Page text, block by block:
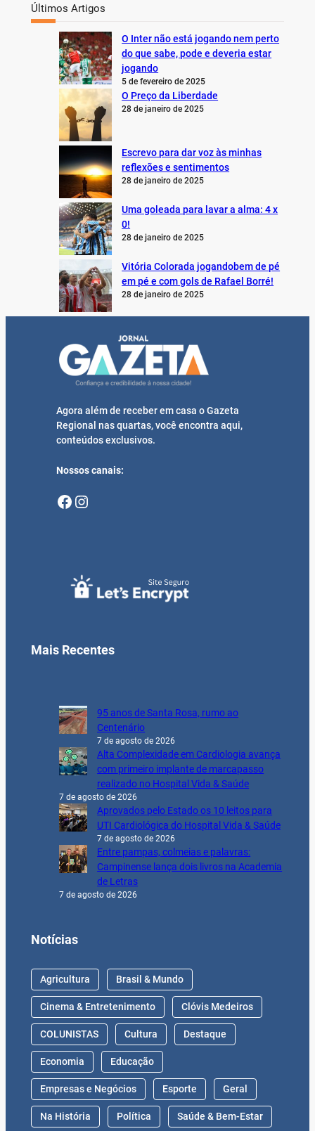
Últimos Artigos
O Inter não está jogando nem perto
do que sabe, pode e deveria estar
jogando
5 de fevereiro de 2025
O Preço da Liberdade
28 de janeiro de 2025
Escrevo para dar voz às minhas
reflexões e sentimentos
28 de janeiro de 2025
Uma goleada para lavar a alma: 4 x
0!
28 de janeiro de 2025
Vitória Colorada jogandobem de pé
em pé e com gols de Rafael Borré!
28 de janeiro de 2025
Agora além de receber em casa o Gazeta
Regional nas quartas, você encontra aqui,
conteúdos exclusivos.
Nossos canais:
Facebook Instagram
Mais Recentes
95 anos de Santa Rosa, rumo ao
Centenário
7 de agosto de 2026
Alta Complexidade em Cardiologia avança
com primeiro implante de marcapasso
realizado no Hospital Vida & Saúde
7 de agosto de 2026
Aprovados pelo Estado os 10 leitos para
UTI Cardiológica do Hospital Vida & Saúde
7 de agosto de 2026
Entre pampas, colmeias e palavras:
Campinense lança dois livros na Academia
de Letras
7 de agosto de 2026
Notícias
Agricultura Brasil & Mundo
Cinema & Entretenimento Clóvis Medeiros
COLUNISTAS Cultura Destaque
Economia Educação
Empresas e Negócios Esporte Geral
Na História Política Saúde & Bem-Estar